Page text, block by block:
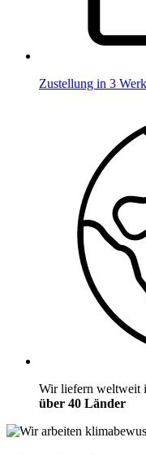
Zustellung in 3
Wir liefern weltweit
über 40 Länder